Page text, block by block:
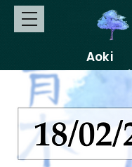
Aoki
Gakkai